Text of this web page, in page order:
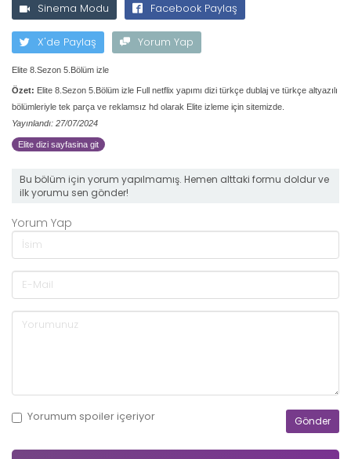
Sinema Modu Facebook Paylaş
X'de Paylaş Yorum Yap
Elite 8.Sezon 5.Bölüm izle
Özet: Elite 8.Sezon 5.Bölüm izle Full netflix yapımı dizi türkçe dublaj ve türkçe altyazılı
bölümleriyle tek parça ve reklamsız hd olarak Elite izleme için sitemizde.
Yayınlandı: 27/07/2024
Elite dizi sayfasina git
Bu bölüm için yorum yapılmamış. Hemen alttaki formu doldur ve
ilk yorumu sen gönder!
Yorum Yap
Yorumum spoileriçeriyor